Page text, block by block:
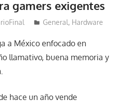
gamers exigentes
General, Hardware
a México enfocado en
llamativo, buena memoria y
hace un año vende